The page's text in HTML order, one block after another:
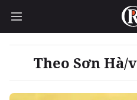
Theo Sơn